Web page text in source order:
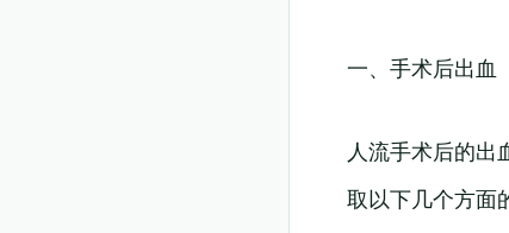
一、手术后出血
人流手术后的出
取以下几个方面